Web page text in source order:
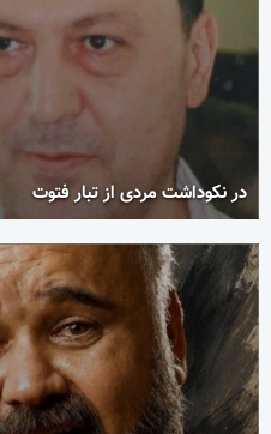
در نکوداشت مردی از تبار فتوت